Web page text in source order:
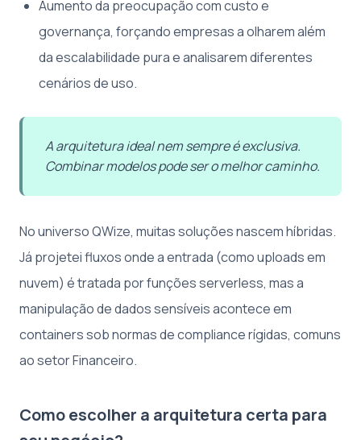
Aumento da preocupação com custo e
governança, forçando empresas a olharem além
da escalabilidade pura e analisarem diferentes
cenários de uso.
A arquitetura ideal nem sempre é exclusiva.
Combinar modelos pode ser o melhor caminho.
No universo QWize, muitas soluções nascem híbridas.
Já projetei fluxos onde a entrada (como uploads em
nuvem) é tratada por funções serverless, mas a
manipulação de dados sensíveis acontece em
containers sob normas de compliance rígidas, comuns
ao setor Financeiro.
Como escolher a arquitetura certa para